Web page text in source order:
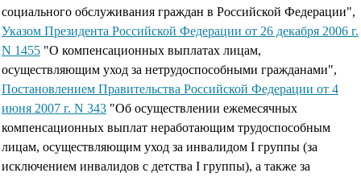
социального обслуживания граждан в Российской Федерации",
Указом Президента Российской Федерации от 26 декабря 2006 г.
N 1455 "О компенсационных выплатах лицам,
осуществляющим уход за нетрудоспособными гражданами",
Постановлением Правительства Российской Федерации от 4
июня 2007 г. N 343 "Об осуществлении ежемесячных
компенсационных выплат неработающим трудоспособным
лицам, осуществляющим уход за инвалидом I группы (за
исключением инвалидов с детства I группы), а также за